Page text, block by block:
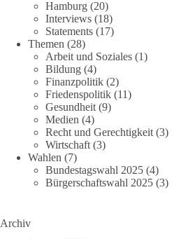
Hamburg (20)
Interviews (18)
Statements (17)
Themen (28)
Arbeit und Soziales (1)
Bildung (4)
Finanzpolitik (2)
Friedenspolitik (11)
Gesundheit (9)
Medien (4)
Recht und Gerechtigkeit (3)
Wirtschaft (3)
Wahlen (7)
Bundestagswahl 2025 (4)
Bürgerschaftswahl 2025 (3)
Archiv